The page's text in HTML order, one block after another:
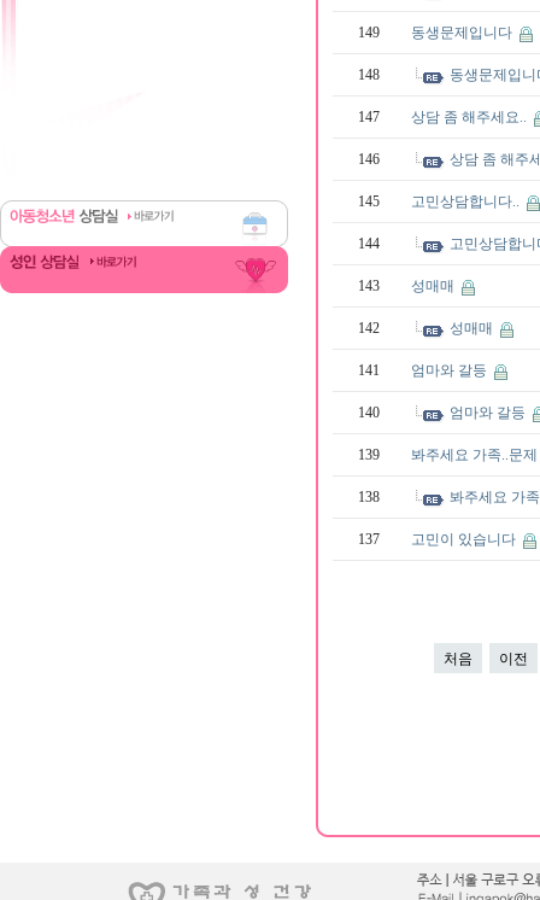
149 동생문제입니다
148 동생문제입
147 상담 좀 해주세요..
146 상담 좀 해주
145 고민상담합니다..
144 고민상담합
143 성매매
142 성매매
141 엄마와 갈등
140 엄마와 갈등
139 봐주세요 가족..문제
138 봐주세요 가
137 고민이 있습니다
처음 이전